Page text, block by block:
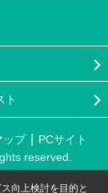
ト
ップ
PCサイト
reserved.
向上検討を目的と